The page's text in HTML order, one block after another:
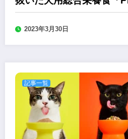
2023年3月30日
記事一覧